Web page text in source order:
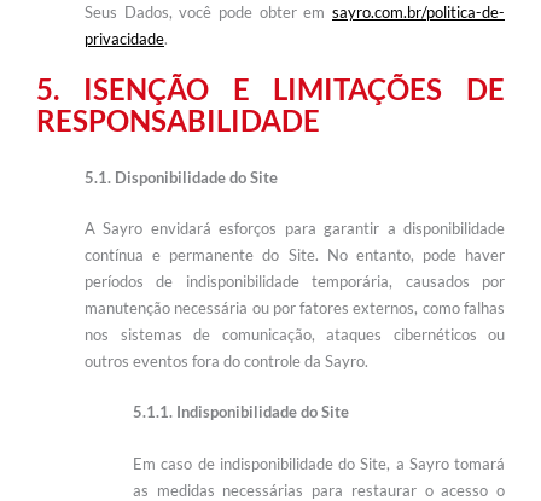
Seus Dados, você pode obter em sayro.com.br/politica-de-
privacidade.
5. ISENÇÃO E LIMITAÇÕES DE
RESPONSABILIDADE
5.1. Disponibilidade do Site
A Sayro envidará esforços para garantir a disponibilidade
contínua e permanente do Site. No entanto, pode haver
períodos de indisponibilidade temporária, causados por
manutenção necessária ou por fatores externos, como falhas
nos sistemas de comunicação, ataques cibernéticos ou
outros eventos fora do controle da Sayro.
5.1.1. Indisponibilidade do Site
Em caso de indisponibilidade do Site, a Sayro tomará
as medidas necessárias para restaurar o acesso o